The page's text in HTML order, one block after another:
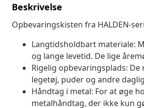
Beskrivelse
Opbevaringskisten fra HALDEN-
Langtidsholdbart materiale:
og lange levetid. De lige
Rigelig opbevaringsplads:
legetøj, puder og andre
Håndtag i metal: For at øge
metalhåndtag, der ikke kun